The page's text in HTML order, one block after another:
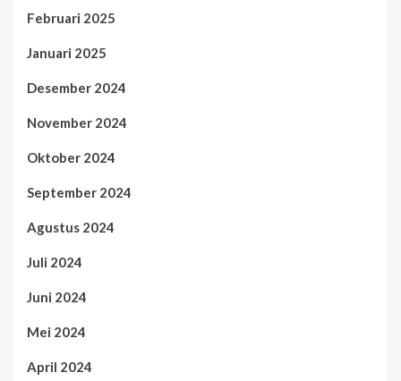
Februari 2025
Januari 2025
Desember 2024
November 2024
Oktober 2024
September 2024
Agustus 2024
Juli 2024
Juni 2024
Mei 2024
April 2024